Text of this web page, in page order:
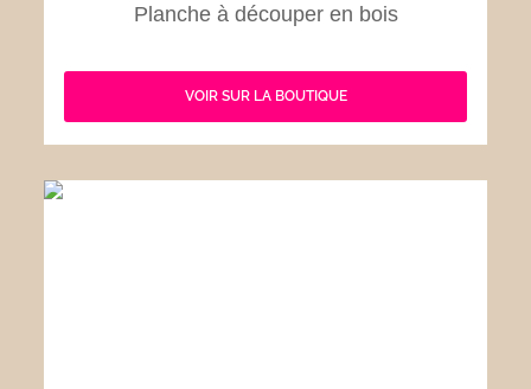
Planche à découper en bois
VOIR SUR LA BOUTIQUE